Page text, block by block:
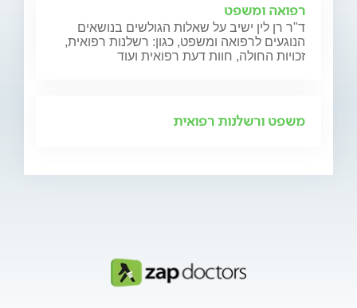
רפואה ומשפט
ד"ר רן לין ישיב על שאלות הגולשים בנושאים
הנוגעים לרפואה ומשפט, כגון: רשלנות רפואית,
זכויות החולה, חוות דעת רפואית ועוד
משפט ורשלנות רפואית